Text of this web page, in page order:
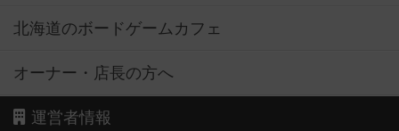
北海道のボードゲームカフェ
オーナー・店長の方へ
運営者情報